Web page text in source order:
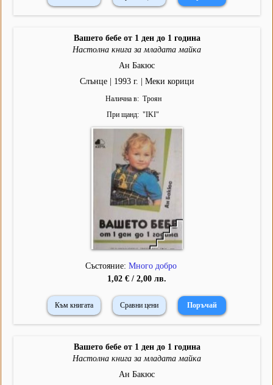
Вашето бебе от 1 ден до 1 година
Настолна книга за младата майка
Ан Бакюс
Слънце | 1993 г. | Меки корици
Налична в
Троян
При щанд
"IKI"
Състояние: Много добро
1,02 € / 2,00 лв.
Към книгата Сравни цени
Вашето бебе от 1 ден до 1 година
Настолна книга за младата майка
Ан Бакюс